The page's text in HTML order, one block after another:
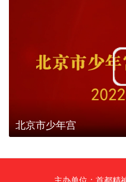
北京市少年宫